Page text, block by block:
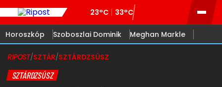
23°C 33°C
Horoszkóp Szoboszlai Dominik Meghan Markle
RIPOST/SZTÁR/SZTÁRDZSÚSZ
SZTÁRDZSÚSZ